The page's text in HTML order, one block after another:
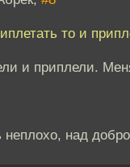
то и
и приплели.
неплохо, над